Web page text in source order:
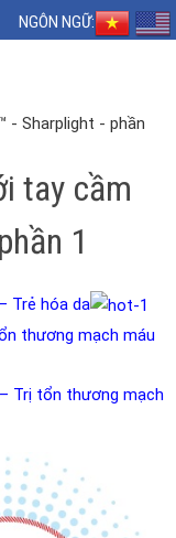
NGÔN NGỮ:
- Sharplight - phần
tay cầm
1
Trẻ hóa da
thương mạch máu
Trị tổn thương mạch